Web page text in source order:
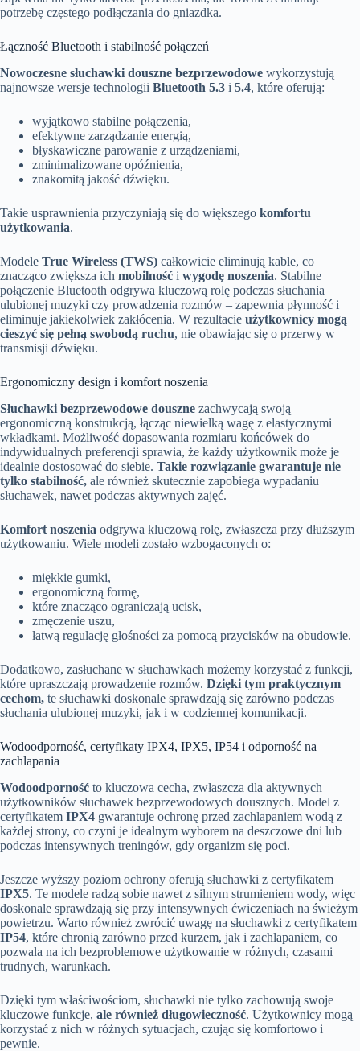
potrzebę częstego podłączania do gniazdka.
Łączność Bluetooth i stabilność połączeń
Nowoczesne słuchawki douszne bezprzewodowe wykorzystują
najnowsze wersje technologii Bluetooth 5.3 i 5.4, które oferują:
wyjątkowo stabilne połączenia,
efektywne zarządzanie energią,
błyskawiczne parowanie z urządzeniami,
zminimalizowane opóźnienia,
znakomitą jakość dźwięku.
Takie usprawnienia przyczyniają się do większego komfortu
użytkowania.
Modele True Wireless (TWS) całkowicie eliminują kable, co
znacząco zwiększa ich mobilność i wygodę noszenia. Stabilne
połączenie Bluetooth odgrywa kluczową rolę podczas słuchania
ulubionej muzyki czy prowadzenia rozmów – zapewnia płynność i
eliminuje jakiekolwiek zakłócenia. W rezultacie użytkownicy mogą
cieszyć się pełną swobodą ruchu, nie obawiając się o przerwy w
transmisji dźwięku.
Ergonomiczny design i komfort noszenia
Słuchawki bezprzewodowe douszne zachwycają swoją
ergonomiczną konstrukcją, łącząc niewielką wagę z elastycznymi
wkładkami. Możliwość dopasowania rozmiaru końcówek do
indywidualnych preferencji sprawia, że każdy użytkownik może je
idealnie dostosować do siebie. Takie rozwiązanie gwarantuje nie
tylko stabilność, ale również skutecznie zapobiega wypadaniu
słuchawek, nawet podczas aktywnych zajęć.
Komfort noszenia odgrywa kluczową rolę, zwłaszcza przy dłuższym
użytkowaniu. Wiele modeli zostało wzbogaconych o:
miękkie gumki,
ergonomiczną formę,
które znacząco ograniczają ucisk,
zmęczenie uszu,
łatwą regulację głośności za pomocą przycisków na obudowie.
Dodatkowo, zasłuchane w słuchawkach możemy korzystać z funkcji,
które upraszczają prowadzenie rozmów. Dzięki tym praktycznym
cechom, te słuchawki doskonale sprawdzają się zarówno podczas
słuchania ulubionej muzyki, jak i w codziennej komunikacji.
Wodoodporność, certyfikaty IPX4, IPX5, IP54 i odporność na
zachlapania
Wodoodporność to kluczowa cecha, zwłaszcza dla aktywnych
użytkowników słuchawek bezprzewodowych dousznych. Model z
certyfikatem IPX4 gwarantuje ochronę przed zachlapaniem wodą z
każdej strony, co czyni je idealnym wyborem na deszczowe dni lub
podczas intensywnych treningów, gdy organizm się poci.
Jeszcze wyższy poziom ochrony oferują słuchawki z certyfikatem
IPX5. Te modele radzą sobie nawet z silnym strumieniem wody, więc
doskonale sprawdzają się przy intensywnych ćwiczeniach na świeżym
powietrzu. Warto również zwrócić uwagę na słuchawki z certyfikatem
IP54, które chronią zarówno przed kurzem, jak i zachlapaniem, co
pozwala na ich bezproblemowe użytkowanie w różnych, czasami
trudnych, warunkach.
Dzięki tym właściwościom, słuchawki nie tylko zachowują swoje
kluczowe funkcje, ale również długowieczność. Użytkownicy mogą
korzystać z nich w różnych sytuacjach, czując się komfortowo i
pewnie.